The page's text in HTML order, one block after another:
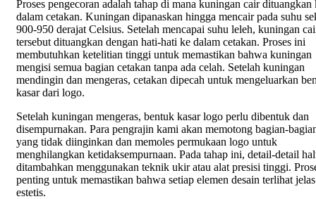
Proses pengecoran adalah tahap di mana kuningan cair dituangkan
dalam cetakan. Kuningan dipanaskan hingga mencair pada suhu
900-950 derajat Celsius. Setelah mencapai suhu leleh, kuningan
tersebut dituangkan dengan hati-hati ke dalam cetakan. Proses ini
membutuhkan ketelitian tinggi untuk memastikan bahwa kuningan
mengisi semua bagian cetakan tanpa ada celah. Setelah kuningan
mendingin dan mengeras, cetakan dipecah untuk mengeluarkan
kasar dari logo.
Setelah kuningan mengeras, bentuk kasar logo perlu dibentuk dan
disempurnakan. Para pengrajin kami akan memotong bagian-
yang tidak diinginkan dan memoles permukaan logo untuk
menghilangkan ketidaksempurnaan. Pada tahap ini, detail-detail
ditambahkan menggunakan teknik ukir atau alat presisi tinggi.
penting untuk memastikan bahwa setiap elemen desain terlihat
estetis.